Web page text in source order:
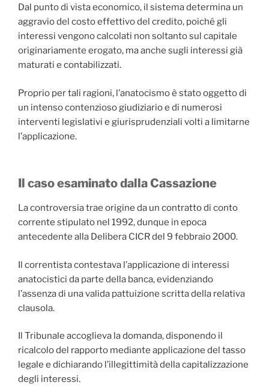
Dal punto di vista economico, il sistema determina un
aggravio del costo effettivo del credito, poiché gli
interessi vengono calcolati non soltanto sul capitale
originariamente erogato, ma anche sugli interessi già
maturati e contabilizzati.
Proprio per tali ragioni, l’anatocismo è stato oggetto di
un intenso contenzioso giudiziario e di numerosi
interventi legislativi e giurisprudenziali volti a limitarne
l’applicazione.
Il caso esaminato dalla Cassazione
La controversia trae origine da un contratto di conto
corrente stipulato nel 1992, dunque in epoca
antecedente alla Delibera CICR del 9 febbraio 2000.
Il correntista contestava l’applicazione di interessi
anatocistici da parte della banca, evidenziando
l’assenza di una valida pattuizione scritta della relativa
clausola.
Il Tribunale accoglieva la domanda, disponendo il
ricalcolo del rapporto mediante applicazione del tasso
legale e dichiarando l’illegittimità della capitalizzazione
degli interessi.